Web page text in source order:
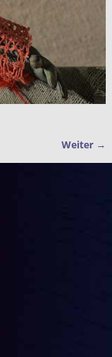
Weiter →